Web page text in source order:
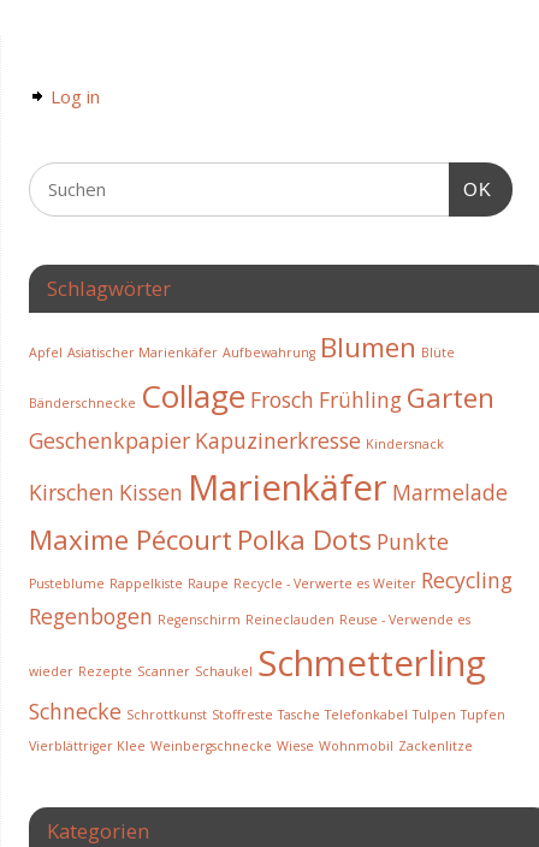
Log in
OK
Schlagwörter
Apfel Asiatischer Marienkäfer Aufbewahrung Blumen Blüte
Bänderschnecke Collage Frosch Frühling Garten
Geschenkpapier Kapuzinerkresse Kindersnack
Kirschen Kissen Marienkäfer Marmelade
Maxime Pécourt Polka Dots Punkte
Pusteblume Rappelkiste Raupe Recycle - Verwerte es Weiter Recycling
Regenbogen Regenschirm Reineclauden Reuse - Verwende es
wieder Rezepte Scanner Schaukel Schmetterling
Schnecke Schrottkunst Stoffreste Tasche Telefonkabel Tulpen Tupfen
Vierblättriger Klee Weinbergschnecke Wiese Wohnmobil Zackenlitze
Kategorien